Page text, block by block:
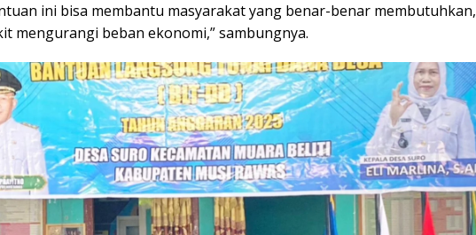
ini bisa membantu masyarakat yang benar-benar membutuhkan,
mengurangi beban ekonomi,” sambungnya.